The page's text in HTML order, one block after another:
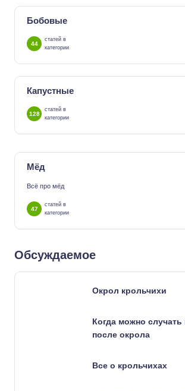
Бобовые
44
статей в
категории
Капустные
128
статей в
категории
Мёд
Всё про мёд
47
статей в
категории
Обсуждаемое
Окрол крольчихи
Когда можно случать
после окрола
Все о крольчихах